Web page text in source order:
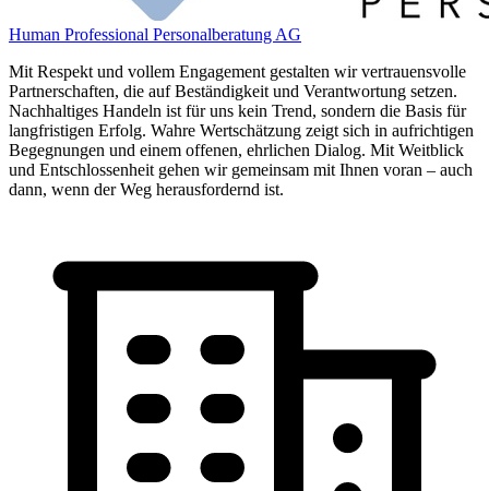
Human Professional Personalberatung AG
Mit Respekt und vollem Engagement gestalten wir vertrauensvolle
Partnerschaften, die auf Beständigkeit und Verantwortung setzen.
Nachhaltiges Handeln ist für uns kein Trend, sondern die Basis für
langfristigen Erfolg. Wahre Wertschätzung zeigt sich in aufrichtigen
Begegnungen und einem offenen, ehrlichen Dialog. Mit Weitblick
und Entschlossenheit gehen wir gemeinsam mit Ihnen voran – auch
dann, wenn der Weg herausfordernd ist.